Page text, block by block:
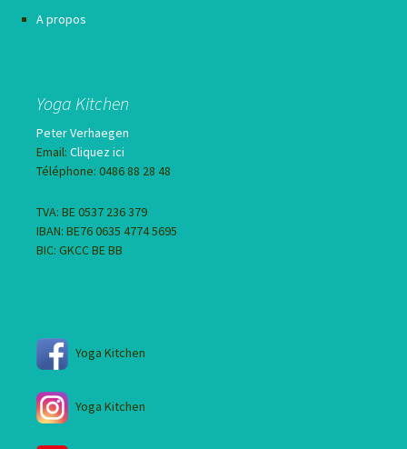
A propos
Yoga Kitchen
Peter Verhaegen
Email: Cliquez ici
Téléphone: 0486 88 28 48
TVA: BE 0537 236 379
IBAN: BE76 0635 4774 5695
BIC: GKCC BE BB
Yoga Kitchen
Yoga Kitchen